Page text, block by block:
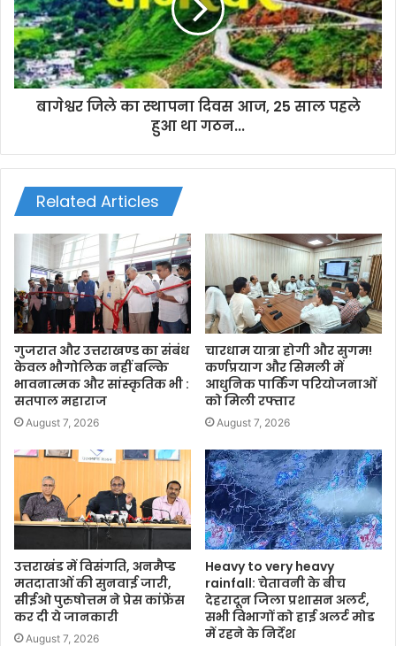
बागेश्वर जिले का स्थापना दिवस आज, 25 साल पहले
हुआ था गठन...
Related Articles
गुजरात और उत्तराखण्ड का संबंध
केवल भौगोलिक नहीं बल्कि
भावनात्मक और सांस्कृतिक भी :
सतपाल महाराज
August 7, 2026
चारधाम यात्रा होगी और सुगम!
कर्णप्रयाग और सिमली में
आधुनिक पार्किंग परियोजनाओं
को मिली रफ्तार
August 7, 2026
उत्तराखंड में विसंगति, अनमैप्ड
मतदाताओं की सुनवाई जारी,
सीईओ पुरुषोत्तम ने प्रेस कांफ्रेंस
कर दी ये जानकारी
August 7, 2026
Heavy to very heavy
rainfall: चेतावनी के बीच
देहरादून जिला प्रशासन अलर्ट,
सभी विभागों को हाई अलर्ट मोड
में रहने के निर्देश